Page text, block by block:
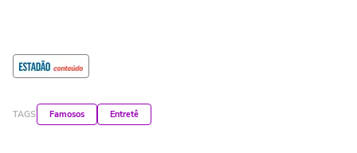
TAGS Famosos Entretê